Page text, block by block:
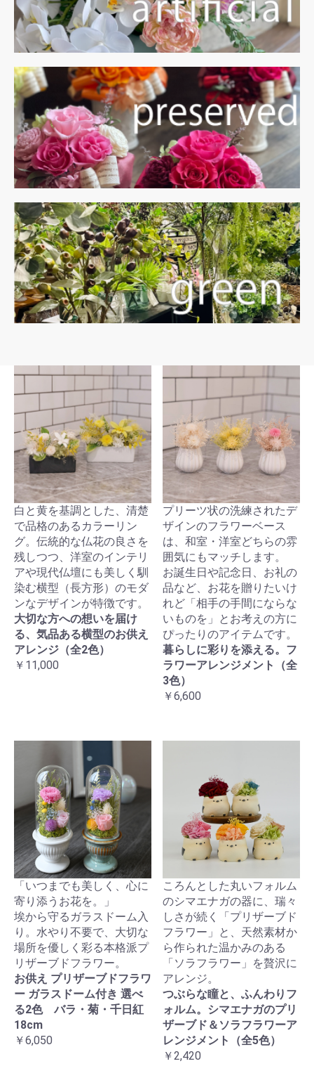
白と黄を基調とした、清楚
で品格のあるカラーリン
グ。伝統的な仏花の良さを
残しつつ、洋室のインテリ
アや現代仏壇にも美しく馴
染む横型（長方形）のモダ
ンなデザインが特徴です。
大切な方への想いを届け
る、気品ある横型のお供え
アレンジ（全2色）
￥11,000
プリーツ状の洗練されたデ
ザインのフラワーベース
は、和室・洋室どちらの雰
囲気にもマッチします。
お誕生日や記念日、お礼の
品など、お花を贈りたいけ
れど「相手の手間にならな
いものを」とお考えの方に
ぴったりのアイテムです。
暮らしに彩りを添える。フ
ラワーアレンジメント（全
3色）
￥6,600
「いつまでも美しく、心に
寄り添うお花を。」
埃から守るガラスドーム入
り。水やり不要で、大切な
場所を優しく彩る本格派プ
リザーブドフラワー。
お供え プリザーブドフラワ
ー ガラスドーム付き 選べ
る2色 バラ・菊・千日紅
18cm
￥6,050
ころんとした丸いフォルム
のシマエナガの器に、瑞々
しさが続く「プリザーブド
フラワー」と、天然素材か
ら作られた温かみのある
「ソラフラワー」を贅沢に
アレンジ。
つぶらな瞳と、ふんわりフ
ォルム。シマエナガのプリ
ザーブド＆ソラフラワーア
レンジメント（全5色）
￥2,420